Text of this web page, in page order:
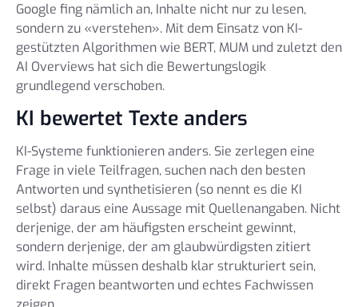
Google fing nämlich an, Inhalte nicht nur zu lesen,
sondern zu «verstehen». Mit dem Einsatz von KI-
gestützten Algorithmen wie BERT, MUM und zuletzt den
AI Overviews hat sich die Bewertungslogik
grundlegend verschoben.
KI bewertet Texte anders
KI-Systeme funktionieren anders. Sie zerlegen eine
Frage in viele Teilfragen, suchen nach den besten
Antworten und synthetisieren (so nennt es die KI
selbst) daraus eine Aussage mit Quellenangaben. Nicht
derjenige, der am häufigsten erscheint gewinnt,
sondern derjenige, der am glaubwürdigsten zitiert
wird. Inhalte müssen deshalb klar strukturiert sein,
direkt Fragen beantworten und echtes Fachwissen